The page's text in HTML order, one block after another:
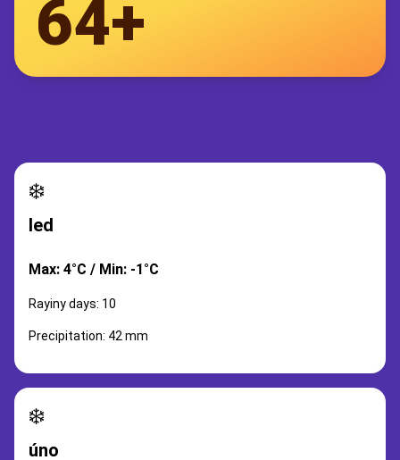
64+
❄️
led
Max: 4°C / Min: -1°C
Rayiny days: 10
Precipitation: 42 mm
❄️
úno